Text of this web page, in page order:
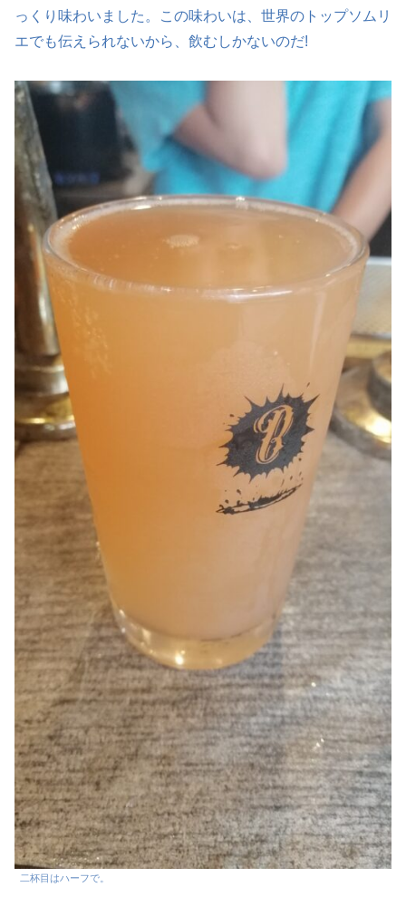
っくり味わいました。この味わいは、世界のトップソムリ
エでも伝えられないから、飲むしかないのだ!
二杯目はハーフで。